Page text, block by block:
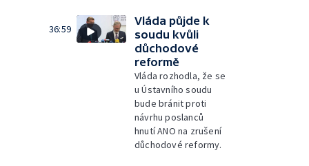
36:59
Vláda půjde k
soudu kvůli
důchodové
reformě
Vláda rozhodla, že se
u Ústavního soudu
bude bránit proti
návrhu poslanců
hnutí ANO na zrušení
důchodové reformy.